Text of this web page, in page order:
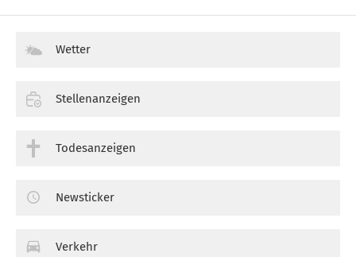
Wetter
Stellenanzeigen
Todesanzeigen
Newsticker
Verkehr